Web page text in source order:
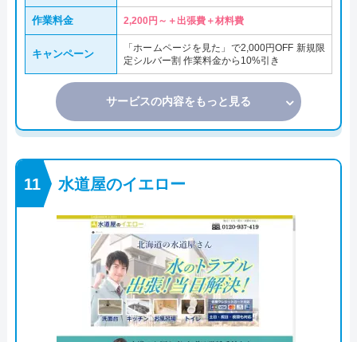
作業料金 2,200円～＋出張費＋材料費
キャンペーン
「ホームページを見た」で2,000円OFF 新規限
定シルバー割 作業料金から10%引き
サービスの内容をもっと見る
水道屋のイエロー